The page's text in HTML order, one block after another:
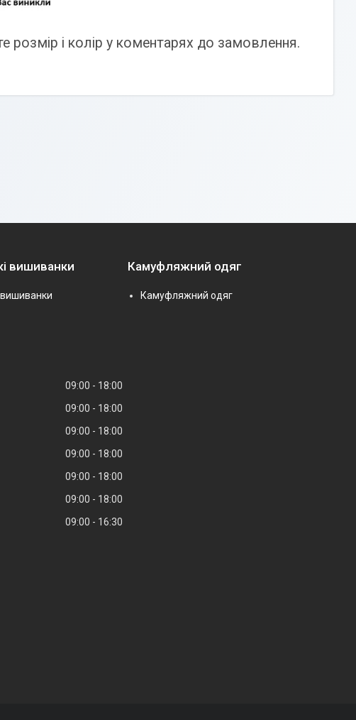
розмір і колір у коментарях до замовлення.
вишиванки
вишиванки
Камуфляжний одяг
Камуфляжний одяг
09:00
18:00
09:00
18:00
09:00
18:00
09:00
18:00
09:00
18:00
09:00
18:00
09:00 16:30